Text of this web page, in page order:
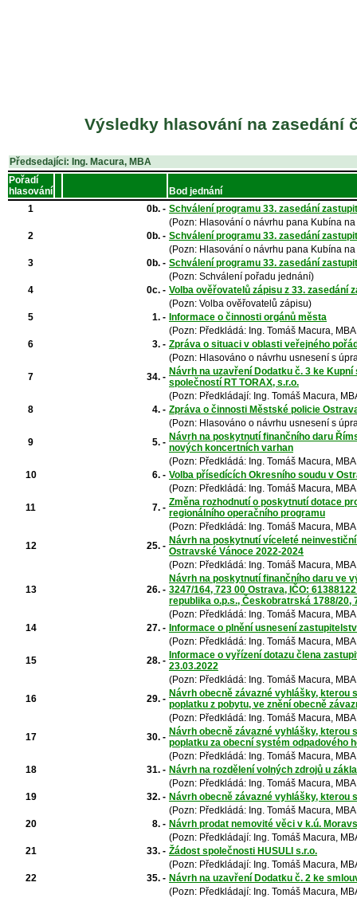
Výsledky hlasování na zasedání
Předsedajíci: Ing. Macura, MBA
Pořadí
hlasování
Bod jednání
1
0b. - Schválení programu 33. zasedání
(Pozn: Hlasování o návrhu pana Kubína
2
0b. - Schválení programu 33. zasedání
(Pozn: Hlasování o návrhu pana Kubína
3
0b. - Schválení programu 33. zasedání
(Pozn: Schválení pořadu jednání)
4
0c. - Volba ověřovatelů zápisu z 33. zasedání
(Pozn: Volba ověřovatelů zápisu)
5
1. - Informace o činnosti orgánů města
(Pozn: Předkládá: Ing. Tomáš Macura,
6
3. - Zpráva o situaci v oblasti veřejného
(Pozn: Hlasováno o návrhu usnesení s
7
34. - Návrh na uzavření Dodatku č. 3 ke
společností RT TORAX, s.r.o.
(Pozn: Předkládají: Ing. Tomáš Macura,
8
4. - Zpráva o činnosti Městské policie
(Pozn: Hlasováno o návrhu usnesení s
9
5. - Návrh na poskytnutí finančního daru
nových koncertních varhan
(Pozn: Předkládá: Ing. Tomáš Macura,
10
6. - Volba přísedících Okresního soudu v
(Pozn: Předkládá: Ing. Tomáš Macura,
11
7. - Změna rozhodnutí o poskytnutí dotace
regionálního operačního programu
(Pozn: Předkládá: Ing. Tomáš Macura,
12
25. - Návrh na poskytnutí víceleté
Ostravské Vánoce 2022-2024
(Pozn: Předkládá: Ing. Tomáš Macura,
13 26. -
Návrh na poskytnutí finančního daru ve
3247/164, 723 00 Ostrava, IČO:
republika o.p.s., Českobratrská 1788/20,
(Pozn: Předkládá: Ing. Tomáš Macura,
14
27. - Informace o plnění usnesení
(Pozn: Předkládá: Ing. Tomáš Macura,
15
28. - Informace o vyřízení dotazu člena
23.03.2022
(Pozn: Předkládá: Ing. Tomáš Macura,
16
29. - Návrh obecně závazné vyhlášky, kterou
poplatku z pobytu, ve znění obecně
(Pozn: Předkládá: Ing. Tomáš Macura,
17
30. - Návrh obecně závazné vyhlášky, kterou
poplatku za obecní systém odpadového
(Pozn: Předkládá: Ing. Tomáš Macura,
18
31. - Návrh na rozdělení volných zdrojů u
(Pozn: Předkládá: Ing. Tomáš Macura,
19
32. - Návrh obecně závazné vyhlášky, kterou
(Pozn: Předkládá: Ing. Tomáš Macura,
20
8. - Návrh prodat nemovité věci v k.ú.
(Pozn: Předkládají: Ing. Tomáš Macura,
21
33. - Žádost společnosti HUSULI s.r.o.
(Pozn: Předkládají: Ing. Tomáš Macura,
22
35. - Návrh na uzavření Dodatku č. 2 ke
(Pozn: Předkládají: Ing. Tomáš Macura,